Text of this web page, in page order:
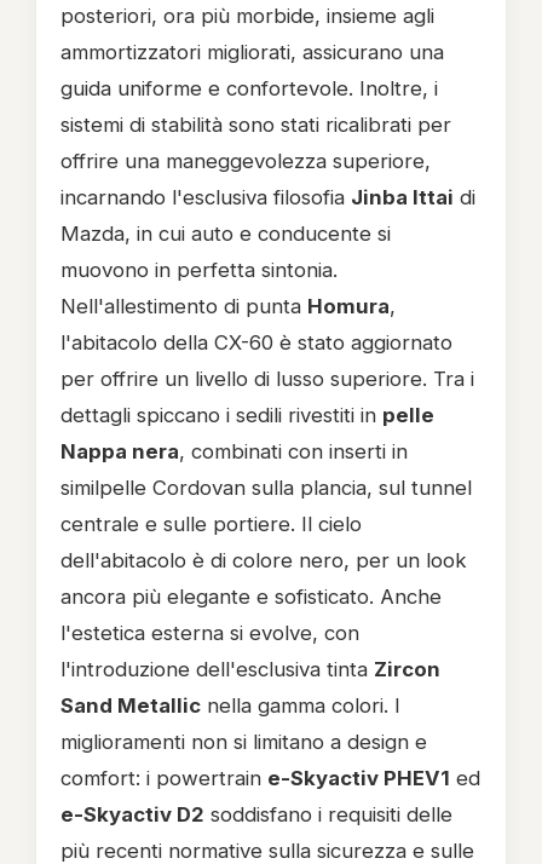
posteriori, ora più morbide, insieme agli
ammortizzatori migliorati, assicurano una
guida uniforme e confortevole. Inoltre, i
sistemi di stabilità sono stati ricalibrati per
offrire una maneggevolezza superiore,
incarnando l'esclusiva filosofia Jinba Ittai di
Mazda, in cui auto e conducente si
muovono in perfetta sintonia.
Nell'allestimento di punta Homura,
l'abitacolo della CX-60 è stato aggiornato
per offrire un livello di lusso superiore. Tra i
dettagli spiccano i sedili rivestiti in pelle
Nappa nera, combinati con inserti in
similpelle Cordovan sulla plancia, sul tunnel
centrale e sulle portiere. Il cielo
dell'abitacolo è di colore nero, per un look
ancora più elegante e sofisticato. Anche
l'estetica esterna si evolve, con
l'introduzione dell'esclusiva tinta Zircon
Sand Metallic nella gamma colori. I
miglioramenti non si limitano a design e
comfort: i powertrain e-Skyactiv PHEV1 ed
e-Skyactiv D2 soddisfano i requisiti delle
più recenti normative sulla sicurezza e sulle